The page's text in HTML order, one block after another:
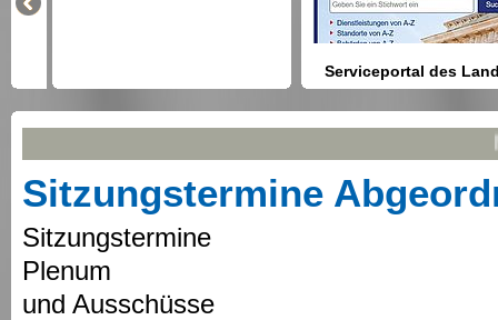
Serviceportal des
Berlin
Anmeldung bei Ämtern usw.
Sitzungstermine
Sitzungstermine
Plenum
und Ausschüsse